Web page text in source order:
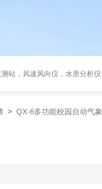
站，风速风向仪，水质分析
> QX-6多功能校园自动气